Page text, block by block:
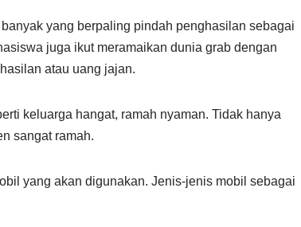
yang berpaling pindah penghasilan sebagai
juga ikut meramaikan dunia grab dengan
atau uang jajan.
keluarga hangat, ramah nyaman. Tidak hanya
sangat ramah.
yang akan digunakan. Jenis-jenis mobil sebagai